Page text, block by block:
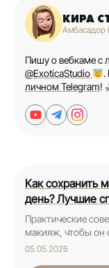
КИРА
Амбасадор
Пишу о вебкаме с
@ExoticaStudio
.
личном Telegram!
Как сохранить
день? Лучшие
Практические
макияж, чтобы он
05.05.2026